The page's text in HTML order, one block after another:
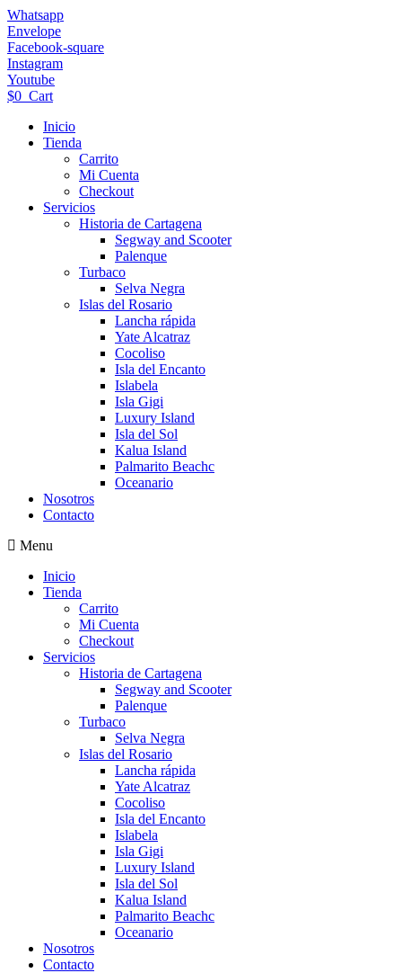
Ir
al
contenido
Whatsapp
Envelope
Facebook-square
Instagram
Youtube
$0 Cart
Inicio
Tienda
Carrito
Mi Cuenta
Checkout
Servicios
Historia de Cartagena
Segway and Scooter
Palenque
Turbaco
Selva Negra
Islas del Rosario
Lancha rápida
Yate Alcatraz
Cocoliso
Isla del Encanto
Islabela
Isla Gigi
Luxury Island
Isla del Sol
Kalua Island
Palmarito Beachc
Oceanario
Nosotros
Contacto
Menu
Inicio
Tienda
Carrito
Mi Cuenta
Checkout
Servicios
Historia de Cartagena
Segway and Scooter
Palenque
Turbaco
Selva Negra
Islas del Rosario
Lancha rápida
Yate Alcatraz
Cocoliso
Isla del Encanto
Islabela
Isla Gigi
Luxury Island
Isla del Sol
Kalua Island
Palmarito Beachc
Oceanario
Nosotros
Contacto